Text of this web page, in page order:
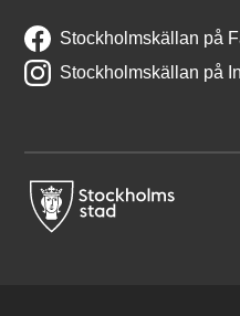
Stockholmskällan på
Stockholmskällan på